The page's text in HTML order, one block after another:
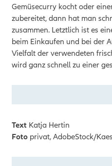
Gemüsecurry kocht oder
zubereitet, dann hat man
zusammen. Letztlich ist es
beim Einkaufen und bei der
Vielfalt der verwendeten
wird ganz schnell zu einer
Text Katja Hertin
Foto privat, AdobeStock/